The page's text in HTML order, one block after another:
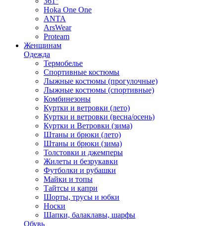
Hoka One One
ANTA
ArsWear
Proteam
Женщинам
Одежда
Термобелье
Спортивные костюмы
Лыжные костюмы (прогулочные)
Лыжные костюмы (спортивные)
Комбинезоны
Куртки и ветровки (лето)
Куртки и ветровки (весна/осень)
Куртки и Ветровки (зима)
Штаны и брюки (лето)
Штаны и брюки (зима)
Толстовки и джемперы
Жилеты и безрукавки
Футболки и рубашки
Майки и топы
Тайтсы и капри
Шорты, трусы и юбки
Носки
Шапки, балаклавы, шарфы
Обувь